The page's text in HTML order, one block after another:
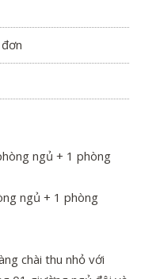
ngủ + 1 phòng
ngủ + 1 phòng
chài thu nhỏ với